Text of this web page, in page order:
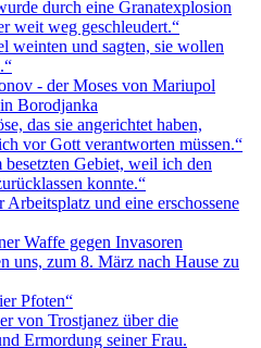
durch eine Granatexplosion
weit weg geschleudert.“
weinten und sagten, sie wollen
- der Moses von Mariupol
Borodjanka
das sie angerichtet haben,
vor Gott verantworten müssen.“
besetzten Gebiet, weil ich den
konnte.“
Arbeitsplatz und eine erschossene
Waffe gegen Invasoren
uns, zum 8. März nach Hause zu
Pfoten“
von Trostjanez über die
Ermordung seiner Frau.